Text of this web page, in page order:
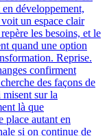
développement,
un espace clair
les besoins, et le
quand une option
Reprise.
confirment
des façons de
misent sur la
là que
place autant en
si on continue de